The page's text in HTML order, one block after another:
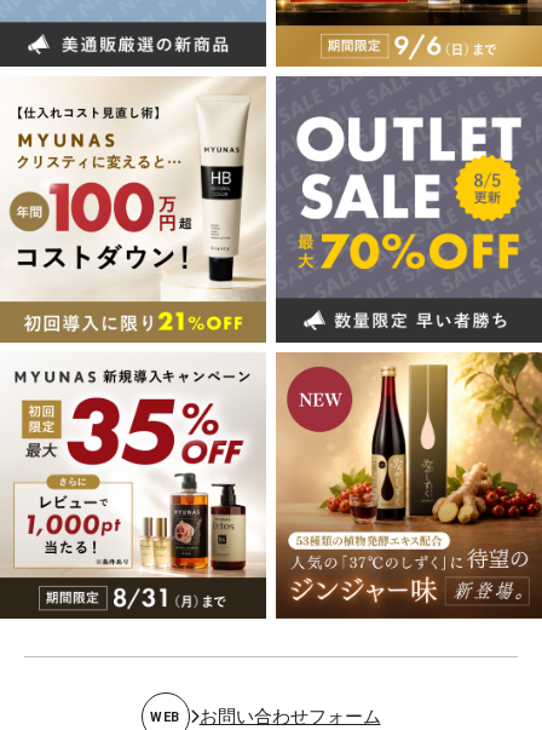
WEB お問い合わせフォーム